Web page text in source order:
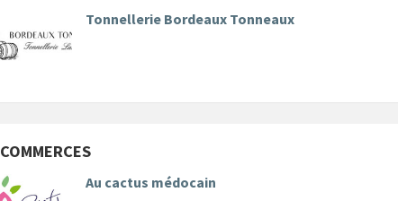
Tonnellerie Bordeaux Tonneaux
COMMERCES
Au cactus médocain